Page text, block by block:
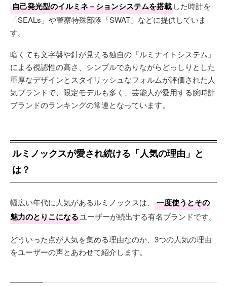
自己発光型のイルミネ－ションシステムを搭載 した時計を
「SEALs」や警察特殊部隊「SWAT」などに提供していま
す。
暗くても文字盤や針が見える独自の『ルミナイトシステム』
による視認性の高さ、シンプルでありながらどっしりとした
重厚なデザインとスタイリッシュなフォルムが評価された人
気ブランドで、限定モデルも多く、芸能人が愛用する腕時計
ブランドのランキングの常連となっています。
ルミノックスが愛され続ける「人気の理由」と
は？
幅広い年代に人気があるルミノックスは、
一度使うとその
魅力のとりこになるユーザーが続出する有名ブランドです。
どういった点が人気を集める理由なのか、3つの人気の理由
をユーザーの声とあわせて紹介します。